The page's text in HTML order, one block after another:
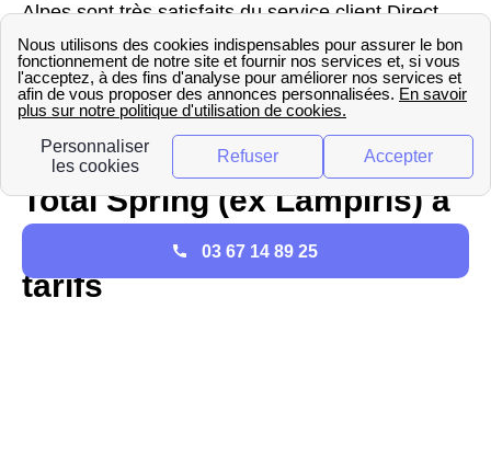
Alpes sont très satisfaits du service client Direct
Energie, qui vient d'être désigné meilleur service
client de l'année pour la neuvième fois
consécutive. Pour joindre le service client Direct
Energie dans le 26340 (Drôme), voici le numéro
correspondant : 30 99. TEST
Total Spring (ex Lampiris) à
La Chaudière : offres et
tarifs
03 67 14 89 25